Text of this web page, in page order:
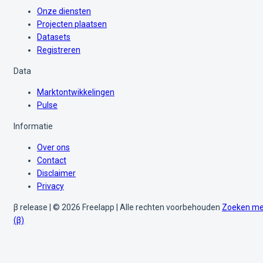
Onze diensten
Projecten plaatsen
Datasets
Registreren
Data
Marktontwikkelingen
Pulse
Informatie
Over ons
Contact
Disclaimer
Privacy
β release | © 2026 Freelapp | Alle rechten voorbehouden Zoeken
(β)